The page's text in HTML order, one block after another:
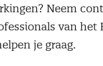
Neem
van het
je graag.